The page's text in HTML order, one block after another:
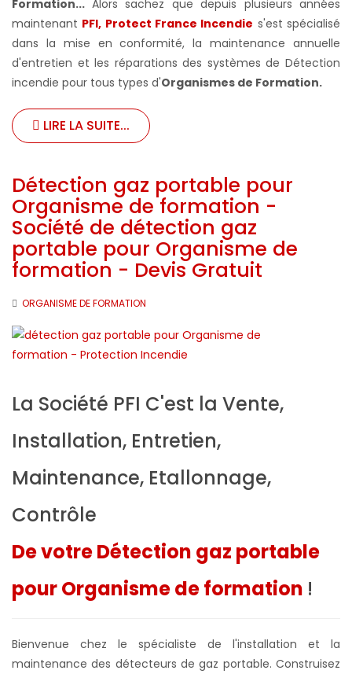
Formation... Alors sachez que depuis plusieurs années
maintenant PFI, Protect France Incendie s'est spécialisé
dans la mise en conformité, la maintenance annuelle
d'entretien et les réparations des systèmes de Détection
incendie pour tous types d'Organismes de Formation.
LIRE LA SUITE...
Détection gaz portable pour
Organisme de formation -
Société de détection gaz
portable pour Organisme de
formation - Devis Gratuit
ORGANISME DE FORMATION
La Société PFI C'est la Vente,
Installation, Entretien,
Maintenance, Etallonnage,
Contrôle
De votre Détection gaz portable
pour Organisme de formation !
Bienvenue chez le spécialiste de l'installation et la
maintenance des détecteurs de gaz portable. Construisez